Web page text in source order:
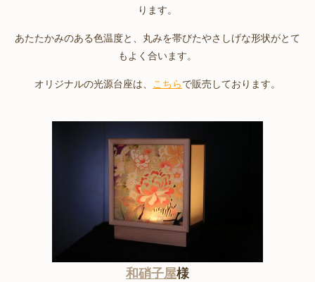
ります。
あたたかみのある色温度と、丸みを帯びたやさしげな形状がとて
もよく合います。
オリジナルの光源台座は、 こちら で販売しております。
和硝子屋様